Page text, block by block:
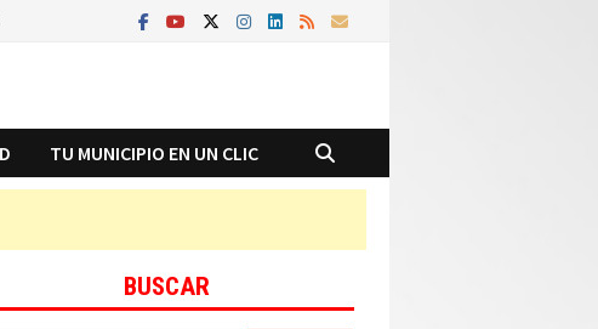
TU MUNICIPIO EN UN CLIC
BUSCAR